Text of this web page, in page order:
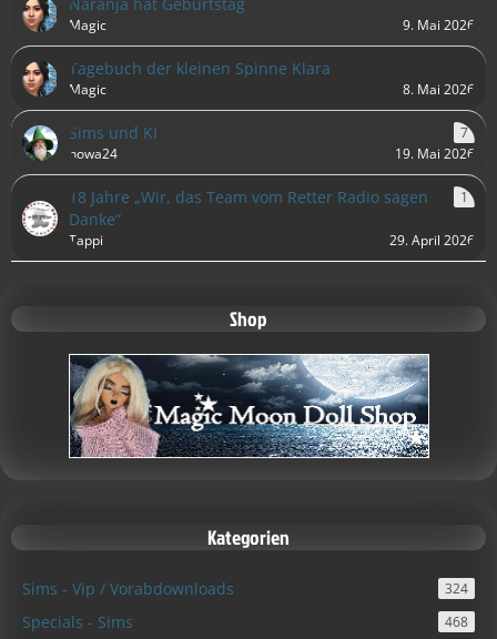
Magic 9. Mai 2026
Tagebuch der kleinen Spinne Klara
Magic 8. Mai 2026
Sims und KI
7
nowa24
19. Mai 2026
18 Jahre „Wir, das Team vom Retter Radio sagen
Danke“
1
Tappi 29. April 2026
Shop
Kategorien
Sims - Vip / Vorabdownloads 324
Specials - Sims 468